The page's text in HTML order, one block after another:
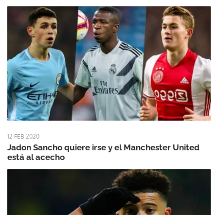
12 FEB 2020
Jadon Sancho quiere irse y el Manchester United
está al acecho